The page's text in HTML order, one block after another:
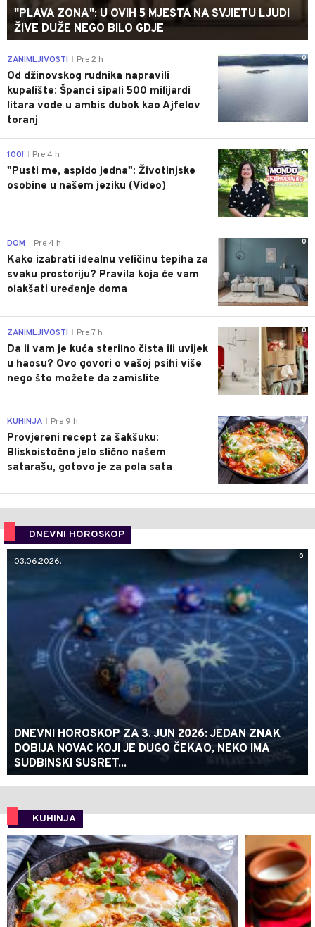
"PLAVA ZONA": U OVIH 5 MJESTA NA SVJIETU LJUDI
ŽIVE DUŽE NEGO BILO GDJE
0
ZANIMLJIVOSTI Pre 2 h
Od džinovskog rudnika napravili
kupalište: Španci sipali 500 milijardi
litara vode u ambis dubok kao Ajfelov
toranj
0
100! Pre 4 h
"Pusti me, aspido jedna": Životinjske
osobine u našem jeziku (Video)
0
DOM Pre 4 h
Kako izabrati idealnu veličinu tepiha za
svaku prostoriju? Pravila koja će vam
olakšati uređenje doma
0
ZANIMLJIVOSTI Pre 7 h
Da li vam je kuća sterilno čista ili uvijek
u haosu? Ovo govori o vašoj psihi više
nego što možete da zamislite
0
KUHINJA Pre 9 h
Provjereni recept za šakšuku:
Bliskoistočno jelo slično našem
satarašu, gotovo je za pola sata
DNEVNI HOROSKOP
0
03.06.2026.
DNEVNI HOROSKOP ZA 3. JUN 2026: JEDAN ZNAK
DOBIJA NOVAC KOJI JE DUGO ČEKAO, NEKO IMA
SUDBINSKI SUSRET...
KUHINJA
0